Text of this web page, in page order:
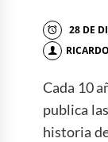
28 DE
Cada 10
publica
historia